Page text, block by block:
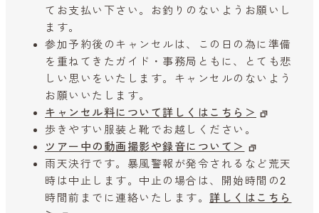
てお支払い下さい。お釣りのないようお願いし
ます。
参加予約後のキャンセルは、この日の為に準備
を重ねてきたガイド・事務局ともに、とても悲
しい思いをいたします。キャンセルのないよう
お願いいたします。
キャンセル料について詳しくはこちら＞
歩きやすい服装と靴でお越しください。
ツアー中の動画撮影や録音について＞
雨天決行です。暴風警報が発令されるなど荒天
時は中止します。中止の場合は、開始時間の2
時間前までに連絡いたします。 詳しくはこちら